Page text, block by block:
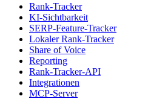
Rank-Tracker
KI-Sichtbarkeit
SERP-Feature-Tracker
Lokaler Rank-Tracker
Share of Voice
Reporting
Rank-Tracker-API
Integrationen
MCP-Server